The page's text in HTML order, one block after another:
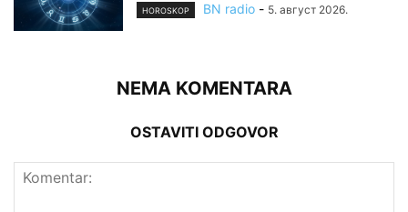
HOROSKOP BN radio - 5. август 2026.
NEMA KOMENTARA
OSTAVITI ODGOVOR